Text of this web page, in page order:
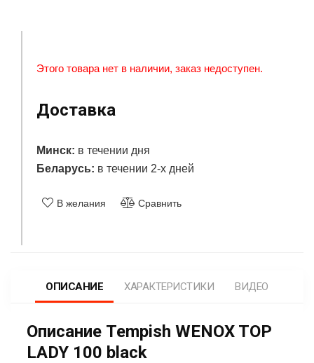
Этого товара нет в наличии, заказ недоступен.
Доставка
Минск: в течении дня
Беларусь: в течении 2-х дней
В желания Сравнить
ОПИСАНИЕ ХАРАКТЕРИСТИКИ ВИДЕО
Описание Tempish WENOX TOP
LADY 100 black